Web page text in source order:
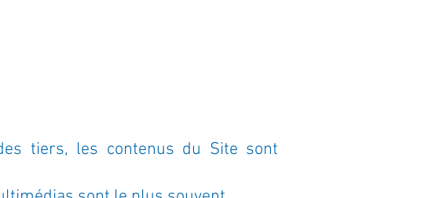
tiers, les contenus du Site sont